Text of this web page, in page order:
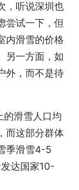
，听说深圳也
尝试一下，但
内滑雪的价格
另一方面，如
外，而不是待
滑雪人口均
而这部分群体
季滑雪4-5
达国家10-